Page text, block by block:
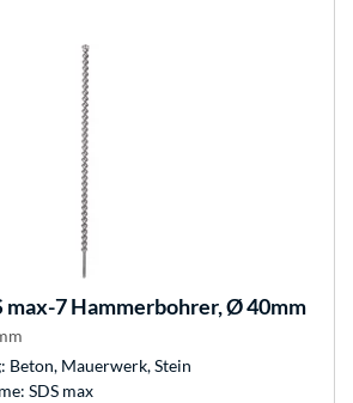
max-7 Hammerbohrer, Ø 40mm
Beton, Mauerwerk, Stein
SDS max